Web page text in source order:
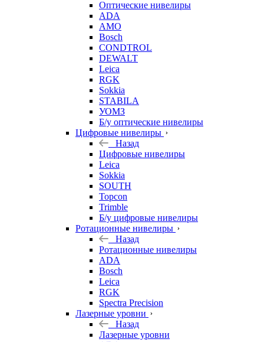
Оптические нивелиры
ADA
AMO
Bosch
CONDTROL
DEWALT
Leica
RGK
Sokkia
STABILA
УОМЗ
Б/у оптические нивелиры
Цифровые нивелиры
Назад
Цифровые нивелиры
Leica
Sokkia
SOUTH
Topcon
Trimble
Б/у цифровые нивелиры
Ротационные нивелиры
Назад
Ротационные нивелиры
ADA
Bosch
Leica
RGK
Spectra Precision
Лазерные уровни
Назад
Лазерные уровни